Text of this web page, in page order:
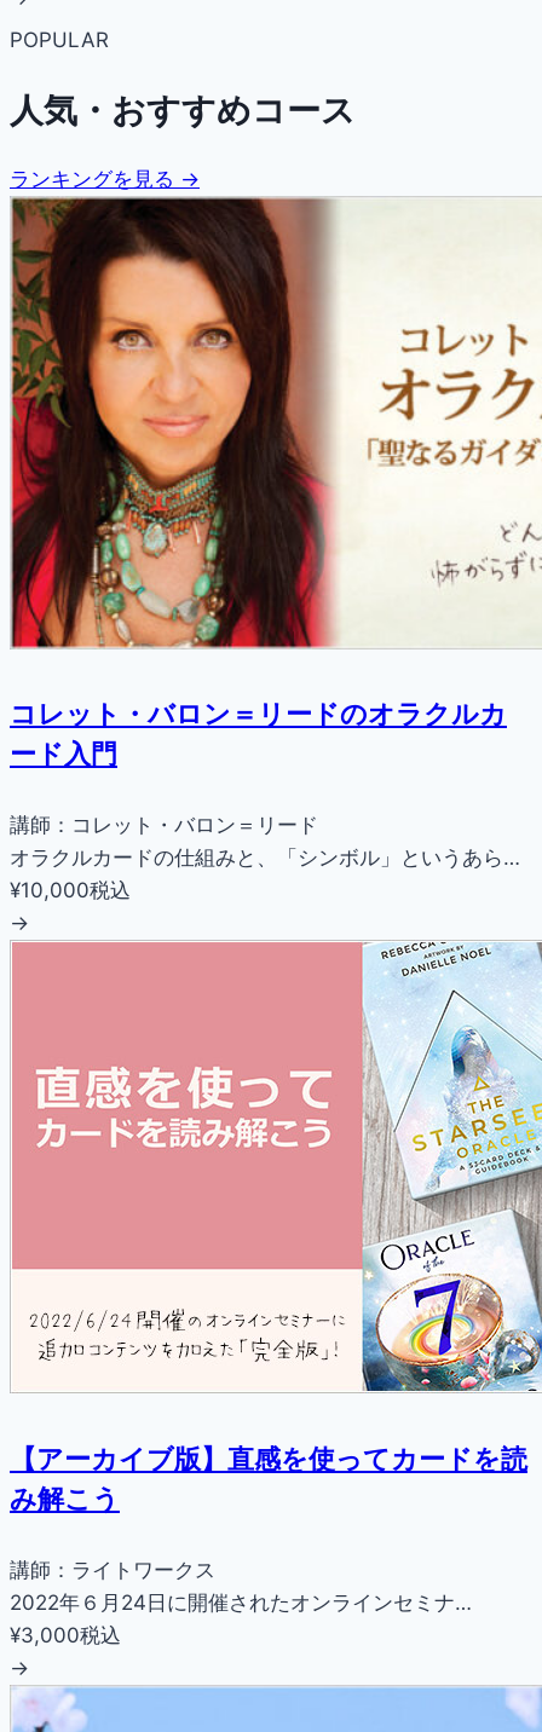
POPULAR
人気・おすすめコース
ランキングを見る →
コレット・バロン＝リードのオラクルカ
ード入門
講師：コレット・バロン＝リード
オラクルカードの仕組みと、「シンボル」というあら…
¥10,000税込
→
【アーカイブ版】直感を使ってカードを読
み解こう
講師：ライトワークス
2022年６月24日に開催されたオンラインセミナ…
¥3,000税込
→